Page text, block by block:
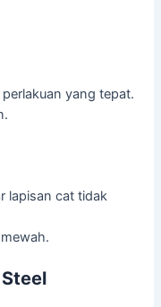
yang tepat.
lapisan cat tidak